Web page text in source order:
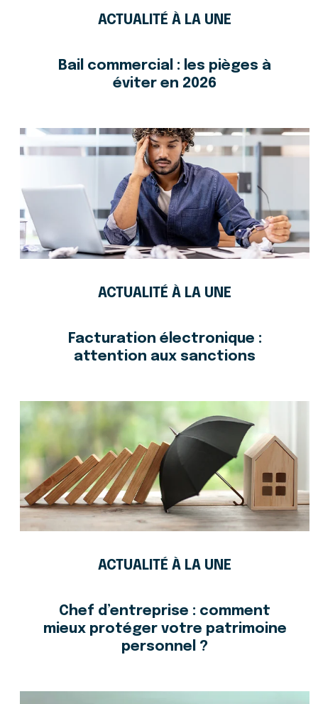
ACTUALITÉ À LA UNE
Bail commercial : les pièges à
éviter en 2026
ACTUALITÉ À LA UNE
Facturation électronique :
attention aux sanctions
ACTUALITÉ À LA UNE
Chef d’entreprise : comment
mieux protéger votre patrimoine
personnel ?